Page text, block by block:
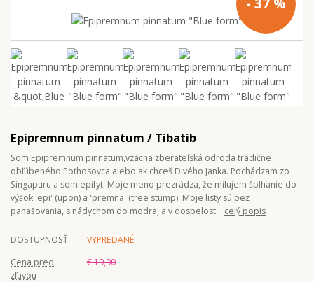
Epipremnum pinnatum / Tibatib
Som Epipremnum pinnatum,vzácna zberateľská odroda tradične
obľúbeného Pothosovca alebo ak chceš Divého Janka. Pochádzam zo
Singapuru a som epifyt. Moje meno prezrádza, že milujem šplhanie do
výšok 'epi' (upon) a 'premna' (tree stump). Moje listy sú pez
panašovania, s nádychom do modra, a v dospelost... celý popis
DOSTUPNOSŤ
VYPREDANÉ
Cena pred
zľavou
€ 19,90